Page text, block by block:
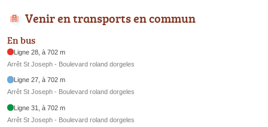
Venir en transports en commun
En bus
Ligne 28, à 702 m
Arrêt St Joseph - Boulevard roland dorgeles
Ligne 27, à 702 m
Arrêt St Joseph - Boulevard roland dorgeles
Ligne 31, à 702 m
Arrêt St Joseph - Boulevard roland dorgeles